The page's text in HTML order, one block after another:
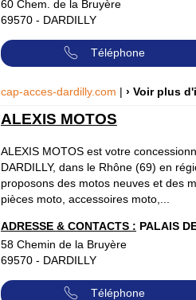
60 Chem. de la Bruyère
69570 - DARDILLY
Téléphone
cap-acces-dardilly.com | › Voir plus
ALEXIS MOTOS
ALEXIS MOTOS est votre
DARDILLY, dans le Rhône (69) en
proposons des motos neuves et des
pièces moto, accessoires moto,...
ADRESSE & CONTACTS : PALAIS
58 Chemin de la Bruyère
69570 - DARDILLY
Téléphone